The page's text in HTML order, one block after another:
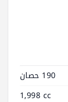
190 حصان
1,998 cc